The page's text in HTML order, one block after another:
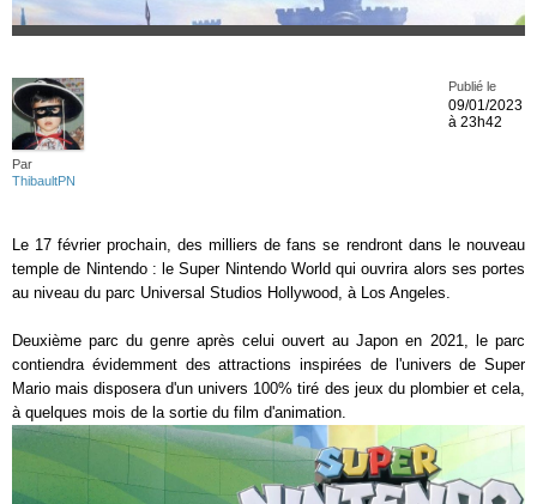
Par
ThibaultPN
Publié le
09/01/2023
à 23h42
Le 17 février prochain, des milliers de fans se rendront dans le nouveau
temple de Nintendo : le Super Nintendo World qui ouvrira alors ses portes
au niveau du parc Universal Studios Hollywood, à Los Angeles.
Deuxième parc du genre après celui ouvert au Japon en 2021, le parc
contiendra évidemment des attractions inspirées de l'univers de Super
Mario mais disposera d'un univers 100% tiré des jeux du plombier et cela,
à quelques mois de la sortie du film d'animation.